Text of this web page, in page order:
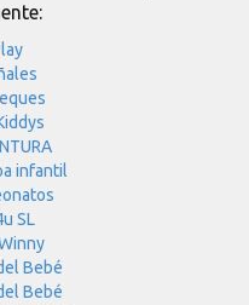
infantil
SL
Bebé
Bebé